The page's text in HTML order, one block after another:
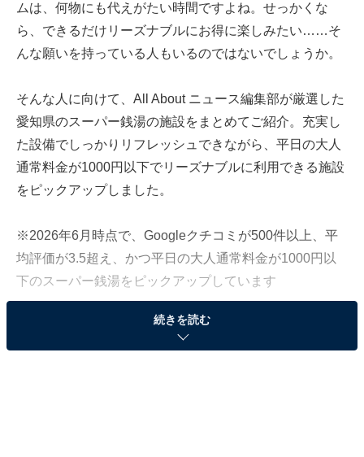
ムは、何物にも代えがたい時間ですよね。せっかくな
ら、できるだけリーズナブルにお得に楽しみたい……そ
んな願いを持っている人もいるのではないでしょうか。
そんな人に向けて、All About ニュース編集部が厳選した
愛知県のスーパー銭湯の施設をまとめてご紹介。充実し
た設備でしっかりリフレッシュできながら、平日の大人
通常料金が1000円以下でリーズナブルに利用できる施設
をピックアップしました。
※2026年6月時点で、Googleクチコミが500件以上、平
均評価が3.5超え、かつ平日の大人通常料金が1000円以
下のスーパー銭湯をピックアップしています
この記事の執筆者：
部
続きを読む